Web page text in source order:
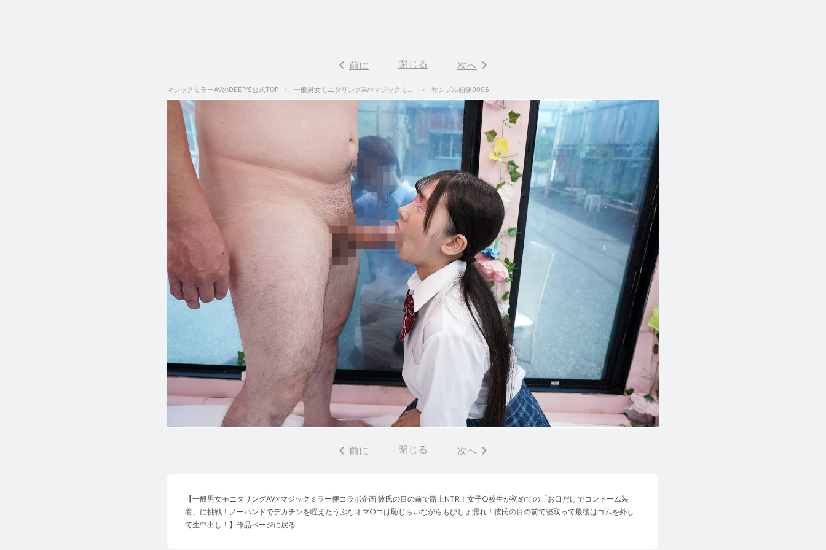
keyboard_arrow_left 前に 閉じる 次へ keyboard_arrow_right
マジックミラーAVのDEEP'S公式TOP 一般男女モニタリングAV×マジックミラー便コラボ企画 彼氏の目の前で路上NTR！女子○校生が初めての「お口だけでコンドーム装着」に挑戦！ノーハンドでデカチンを咥えたうぶなオマ○コは恥じらいながらもびしょ濡れ！彼氏の目の前で寝取って最後はゴムを外して生中出し！ サンプル画像0006
keyboard_arrow_left 前に 閉じる 次へ keyboard_arrow_right
【一般男女モニタリングAV×マジックミラー便コラボ企画 彼氏の目の前で路上NTR！女子○校生が初めての「お口だけでコンドーム装
着」に挑戦！ノーハンドでデカチンを咥えたうぶなオマ○コは恥じらいながらもびしょ濡れ！彼氏の目の前で寝取って最後はゴムを外し
て生中出し！ 】作品ページに戻る